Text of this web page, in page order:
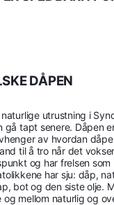
DÅPEN
utrustning i
gå tapt senere. Dåpen
av hvordan
til å tro når det
og har frelsen som
har sju: dåp,
bot og den siste olje.
og mellom naturlig og